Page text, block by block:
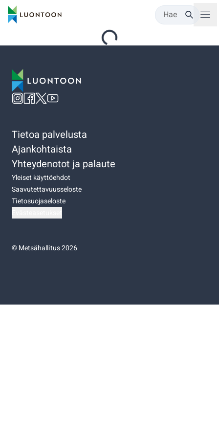
Hae
Tietoa palvelusta
Ajankohtaista
Yhteydenotot ja palaute
Yleiset käyttöehdot
Saavutettavuusseloste
Tietosuojaseloste
©Metsähallitus 2026